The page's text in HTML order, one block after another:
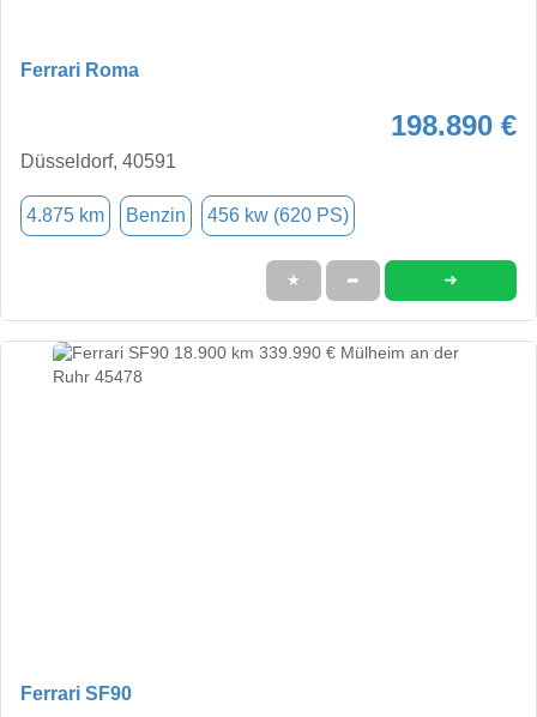
Ferrari Roma
198.890 €
Düsseldorf, 40591
4.875 km Benzin 456 kw (620 PS)
★ ➦ ➜
Ferrari SF90